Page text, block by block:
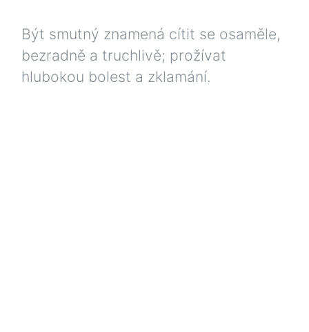
Být smutný znamená cítit se osaměle,
bezradně a truchlivě; prožívat
hlubokou bolest a zklamání.